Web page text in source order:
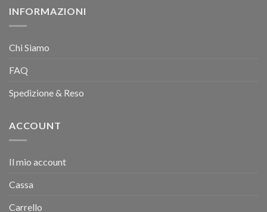
INFORMAZIONI
Chi Siamo
FAQ
Spedizione & Reso
ACCOUNT
Il mio account
Cassa
Carrello